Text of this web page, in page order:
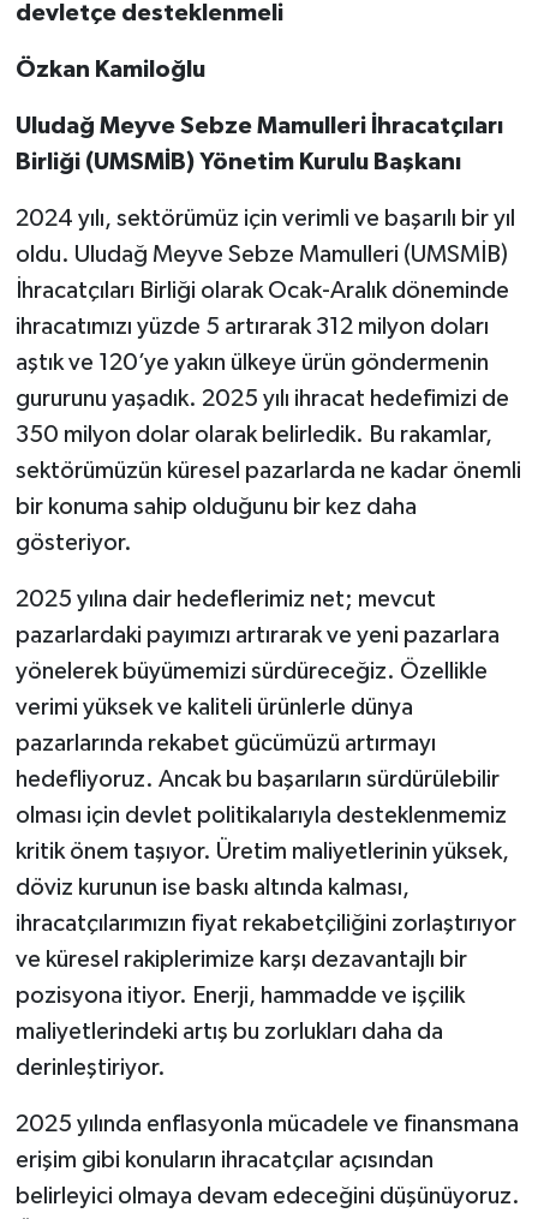
devletçe desteklenmeli
Özkan Kamiloğlu
Uludağ Meyve Sebze Mamulleri İhracatçıları
Birliği (UMSMİB) Yönetim Kurulu Başkanı
2024 yılı, sektörümüz için verimli ve başarılı bir yıl
oldu. Uludağ Meyve Sebze Mamulleri (UMSMİB)
İhracatçıları Birliği olarak Ocak-Aralık döneminde
ihracatımızı yüzde 5 artırarak 312 milyon doları
aştık ve 120’ye yakın ülkeye ürün göndermenin
gururunu yaşadık. 2025 yılı ihracat hedefimizi de
350 milyon dolar olarak belirledik. Bu rakamlar,
sektörümüzün küresel pazarlarda ne kadar önemli
bir konuma sahip olduğunu bir kez daha
gösteriyor.
2025 yılına dair hedeflerimiz net; mevcut
pazarlardaki payımızı artırarak ve yeni pazarlara
yönelerek büyümemizi sürdüreceğiz. Özellikle
verimi yüksek ve kaliteli ürünlerle dünya
pazarlarında rekabet gücümüzü artırmayı
hedefliyoruz. Ancak bu başarıların sürdürülebilir
olması için devlet politikalarıyla desteklenmemiz
kritik önem taşıyor. Üretim maliyetlerinin yüksek,
döviz kurunun ise baskı altında kalması,
ihracatçılarımızın fiyat rekabetçiliğini zorlaştırıyor
ve küresel rakiplerimize karşı dezavantajlı bir
pozisyona itiyor. Enerji, hammadde ve işçilik
maliyetlerindeki artış bu zorlukları daha da
derinleştiriyor.
2025 yılında enflasyonla mücadele ve finansmana
erişim gibi konuların ihracatçılar açısından
belirleyici olmaya devam edeceğini düşünüyoruz.